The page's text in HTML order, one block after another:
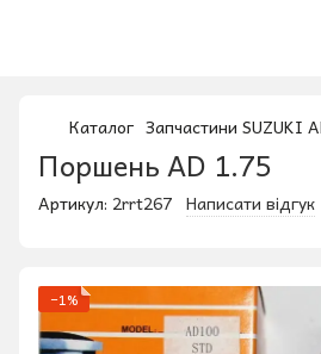
Каталог Запчастини SUZUKI
Поршень AD 1.75
Артикул: 2rrt267 Написати відгук
−1%